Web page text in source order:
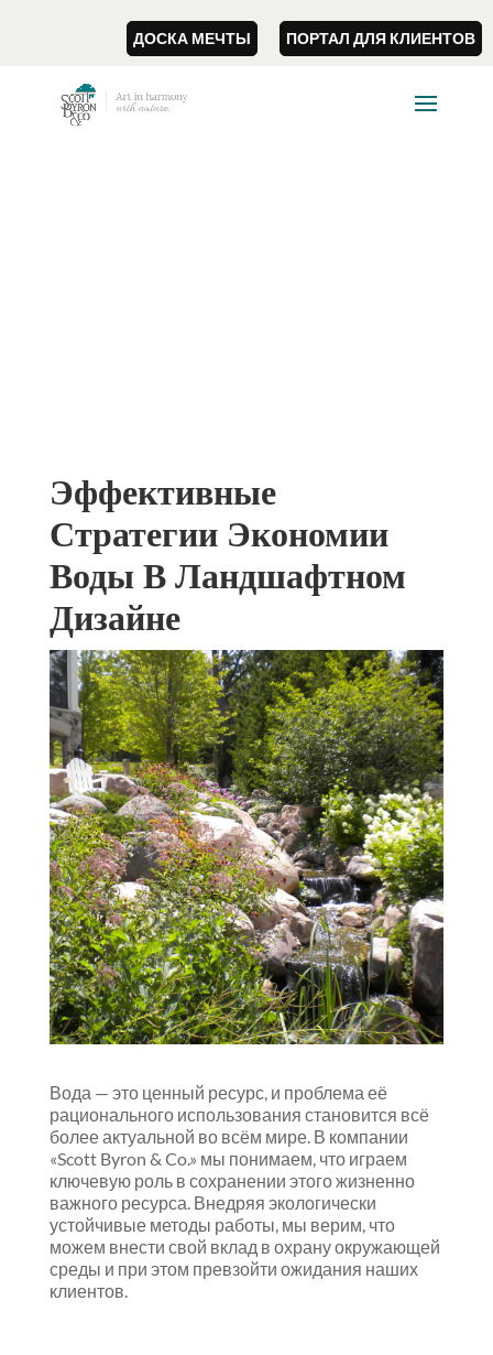
ДОСКА МЕЧТЫ ПОРТАЛ ДЛЯ КЛИЕНТОВ
Эффективные
Стратегии Экономии
Воды В Ландшафтном
Дизайне
Вода — это ценный ресурс, и проблема её
рационального использования становится всё
более актуальной во всём мире. В компании
«Scott Byron & Co.» мы понимаем, что играем
ключевую роль в сохранении этого жизненно
важного ресурса. Внедряя экологически
устойчивые методы работы, мы верим, что
можем внести свой вклад в охрану окружающей
среды и при этом превзойти ожидания наших
клиентов.